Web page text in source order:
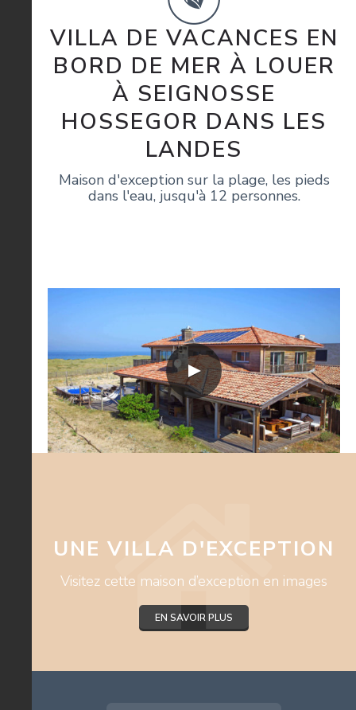
VILLA DE VACANCES EN
BORD DE MER À LOUER
À SEIGNOSSE
HOSSEGOR DANS LES
LANDES
Maison d'exception sur la plage, les pieds
dans l'eau, jusqu'à 12 personnes.
UNE VILLA D'EXCEPTION
Visitez cette maison d’exception en images
EN SAVOIR PLUS